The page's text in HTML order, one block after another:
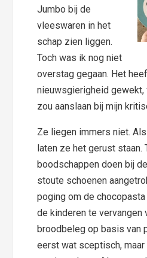
Jumbo bij de
vleeswaren in het
schap zien liggen.
Toch was ik nog niet
overstag gegaan. Het
nieuwsgierigheid gewekt,
zou aanslaan bij mijn
Ze liegen immers niet.
laten ze het gerust staan.
boodschappen doen bij
stoute schoenen
poging om de
de kinderen te vervangen
broodbeleg op basis van
eerst wat sceptisch,